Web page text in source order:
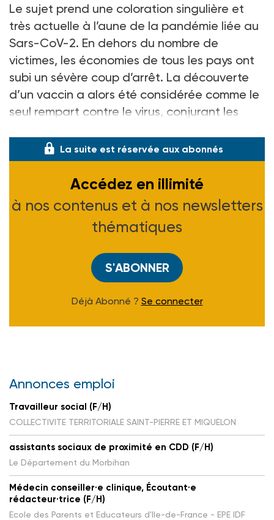
Le sujet prend une coloration singulière et
très actuelle à l’aune de la pandémie liée au
Sars-CoV-2. En dehors du nombre de
victimes, les économies de tous les pays ont
subi un sévère coup d’arrêt. La découverte
d’un vaccin a alors été considérée comme le
seul rempart contre le virus, conjurant les
La suite est réservée aux abonnés
Accédez en illimité
à nos contenus et à nos newsletters
thématiques
S'ABONNER
Déjà Abonné ? Se connecter
Annonces emploi
Travailleur social (F/H)
COLLECTIVITE TERRITORIALE SAINT-PIERRE ET MIQUELON
assistants sociaux de proximité en CDD (F/H)
Le Département du Morbihan
Médecin conseiller·e clinique, Écoutant·e
rédacteur·trice (F/H)
Ecole des Parents et Educateurs d'Ile-de-France - EPE IDF